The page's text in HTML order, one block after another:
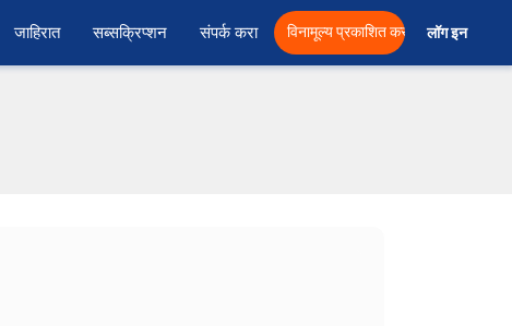
जाहिरात सब्सक्रिप्शन संपर्क करा विनामूल्य प्रकाशित करा लॉग इन